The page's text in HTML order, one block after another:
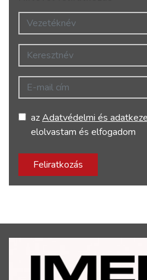
Vezetéknév
Keresztnév
E-mail cím
azAdatvédelmi és
elolvastam és elfogadom
Feliratkozás